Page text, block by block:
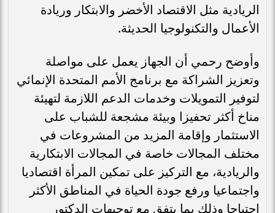
الريادية مثل الاقتصاد الأخضر والابتكار وريادة
الأعمال والتكنولوجيا الحديثة.
وأوضح رحمي أن الجهاز يعمل على مواصلة
وتعزيز الشراكة مع برنامج الأمم المتحدة الإنمائي
لتوفير التمويلات وخدمات الدعم اللازمة لتهيئة
مناخ أكثر تحفيزا وبيئة مشجعة للشباب على
الاستثمار وإقامة المزيد من المشروعات في
مختلف المجالات خاصة في المجالات الابتكارية
والريادية، مع التركيز على تمكين المرأة اقتصاديا
واجتماعيا ورفع جودة الحياة في المناطق الأكثر
احتياجا وذلك بما يتفق مع توجيهات الدكتور